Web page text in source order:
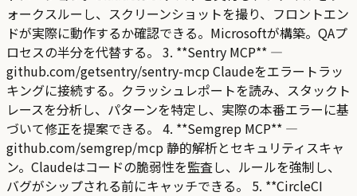
ォークスルーし、スクリーンショットを撮り、フロントエン
ドが実際に動作するか確認できる。Microsoftが構築。QAプ
ロセスの半分を代替する。 3. **Sentry MCP** —
github.com/getsentry/sentry-mcp Claudeをエラートラッ
キングに接続する。クラッシュレポートを読み、スタックト
レースを分析し、パターンを特定し、実際の本番エラーに基
づいて修正を提案できる。 4. **Semgrep MCP** —
github.com/semgrep/mcp 静的解析とセキュリティスキャ
ン。Claudeはコードの脆弱性を監査し、ルールを強制し、
バグがシップされる前にキャッチできる。 5. **CircleCI